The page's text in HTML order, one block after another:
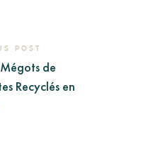
POST
Mégots de
Recyclés en